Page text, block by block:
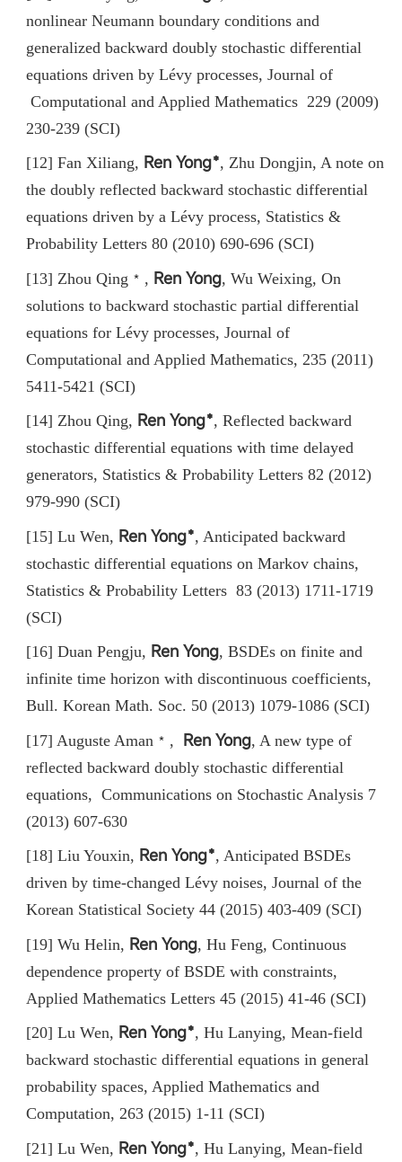
nonlinear Neumann boundary conditions and
generalized backward doubly stochastic differential
equations driven by Lévy processes, Journal of
Computational and Applied Mathematics 229 (2009)
230-239 (SCI)
[12] Fan Xiliang, Ren Yong﹡, Zhu Dongjin, A note on
the doubly reflected backward stochastic differential
equations driven by a Lévy process, Statistics &
Probability Letters 80 (2010) 690-696 (SCI)
[13] Zhou Qing﹡, Ren Yong, Wu Weixing, On
solutions to backward stochastic partial differential
equations for Lévy processes, Journal of
Computational and Applied Mathematics, 235 (2011)
5411-5421 (SCI)
[14] Zhou Qing, Ren Yong﹡, Reflected backward
stochastic differential equations with time delayed
generators, Statistics & Probability Letters 82 (2012)
979-990 (SCI)
[15] Lu Wen, Ren Yong﹡, Anticipated backward
stochastic differential equations on Markov chains,
Statistics & Probability Letters 83 (2013) 1711-1719
(SCI)
[16] Duan Pengju, Ren Yong, BSDEs on finite and
infinite time horizon with discontinuous coefficients,
Bull. Korean Math. Soc. 50 (2013) 1079-1086 (SCI)
[17] Auguste Aman﹡,
Ren Yong, A new type of
reflected backward doubly stochastic differential
equations, Communications on Stochastic Analysis 7
(2013) 607-630
[18] Liu Youxin, Ren Yong﹡, Anticipated BSDEs
driven by time-changed Lévy noises, Journal of the
Korean Statistical Society 44 (2015) 403-409 (SCI)
[19] Wu Helin, Ren Yong, Hu Feng, Continuous
dependence property of BSDE with constraints,
Applied Mathematics Letters 45 (2015) 41-46 (SCI)
[20] Lu Wen, Ren Yong﹡, Hu Lanying, Mean-field
backward stochastic differential equations in general
probability spaces, Applied Mathematics and
Computation, 263 (2015) 1-11 (SCI)
[21] Lu Wen, Ren Yong﹡, Hu Lanying, Mean-field